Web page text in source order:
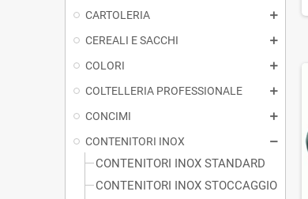
CARTOLERIA
CEREALI E SACCHI
COLORI
COLTELLERIA PROFESSIONALE
CONCIMI
CONTENITORI INOX
CONTENITORI INOX STANDARD
CONTENITORI INOX STOCCAGGIO